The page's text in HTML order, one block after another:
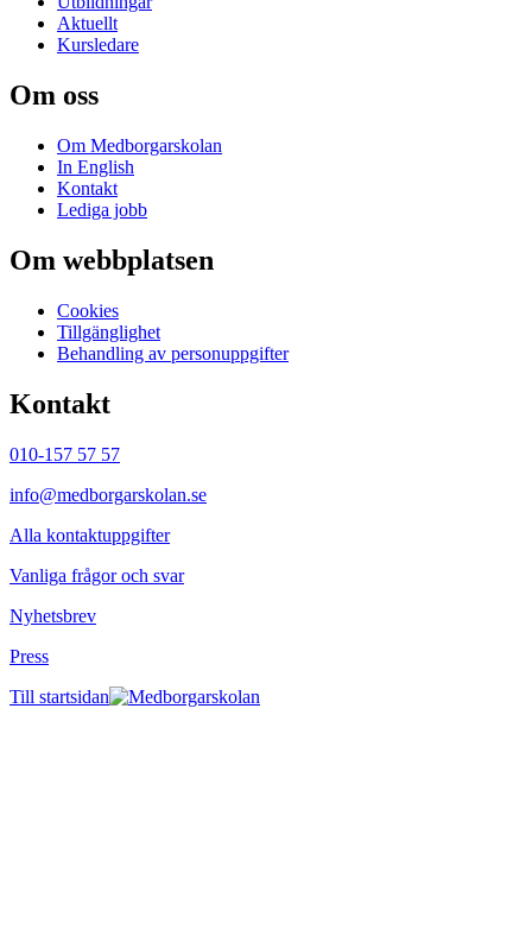
Aktuellt
Kursledare
Om oss
Om Medborgarskolan
In English
Kontakt
Lediga jobb
Om webbplatsen
Cookies
Tillgänglighet
Behandling av personuppgifter
Kontakt
010-157 57 57
info@medborgarskolan.se
Alla kontaktuppgifter
Vanliga frågor och svar
Nyhetsbrev
Press
Till startsidan